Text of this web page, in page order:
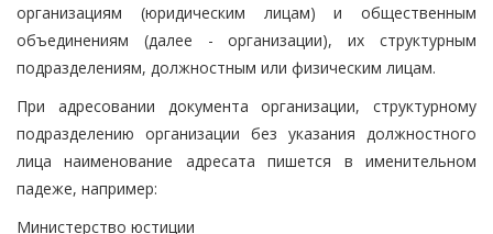
организациям (юридическим лицам) и общественным
объединениям (далее - организации), их структурным
подразделениям, должностным или физическим лицам.
При адресовании документа организации, структурному
подразделению организации без указания должностного
лица наименование адресата пишется в именительном
падеже, например:
Министерство юстиции